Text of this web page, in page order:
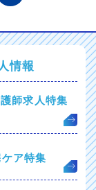
情報
師求人特集
ア特集